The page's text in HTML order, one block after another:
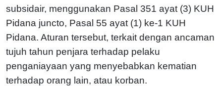
subsidair, menggunakan Pasal 351 ayat (3) KUH
Pidana juncto, Pasal 55 ayat (1) ke-1 KUH
Pidana. Aturan tersebut, terkait dengan ancaman
tujuh tahun penjara terhadap pelaku
penganiayaan yang menyebabkan kematian
terhadap orang lain, atau korban.